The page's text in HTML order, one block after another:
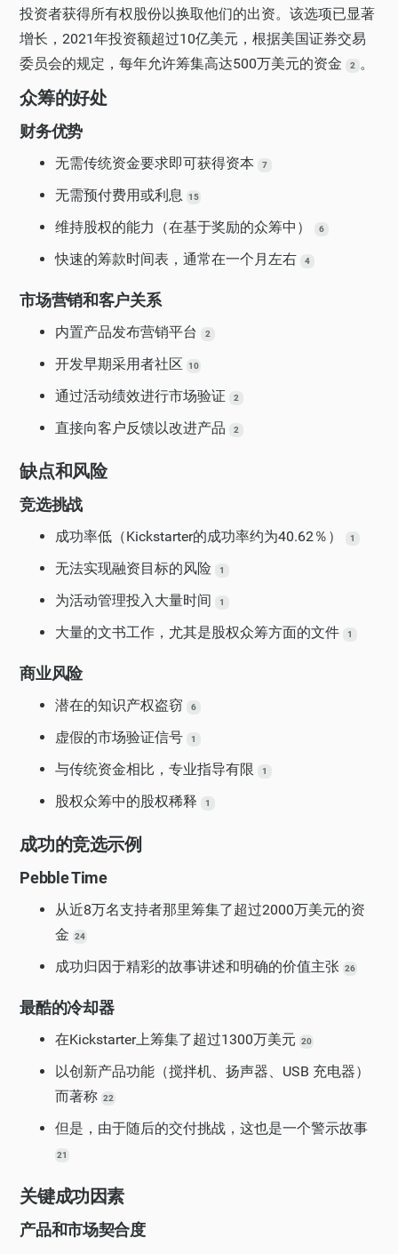
投资者获得所有权股份以换取他们的出资。该选项已显著
增长，2021年投资额超过10亿美元，根据美国证券交易
委员会的规定，每年允许筹集高达500万美元的资金
2 。
众筹的好处
财务优势
无需传统资金要求即可获得资本 7
无需预付费用或利息 15
维持股权的能力（在基于奖励的众筹中） 6
快速的筹款时间表，通常在一个月左右 4
市场营销和客户关系
内置产品发布营销平台 2
开发早期采用者社区 10
通过活动绩效进行市场验证 2
直接向客户反馈以改进产品 2
缺点和风险
竞选挑战
成功率低（Kickstarter的成功率约为40.62％） 1
无法实现融资目标的风险 1
为活动管理投入大量时间 1
大量的文书工作，尤其是股权众筹方面的文件 1
商业风险
潜在的知识产权盗窃 6
虚假的市场验证信号 1
与传统资金相比，专业指导有限 1
股权众筹中的股权稀释 1
成功的竞选示例
Pebble Time
从近8万名支持者那里筹集了超过2000万美元的资
金
24
成功归因于精彩的故事讲述和明确的价值主张 26
最酷的冷却器
在Kickstarter上筹集了超过1300万美元 20
以创新产品功能（搅拌机、扬声器、USB 充电器）
而著称 22
但是，由于随后的交付挑战，这也是一个警示故事
21
关键成功因素
产品和市场契合度